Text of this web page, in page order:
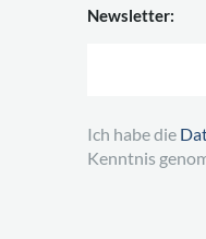
Newsletter:
Ich habe die
Kenntnis